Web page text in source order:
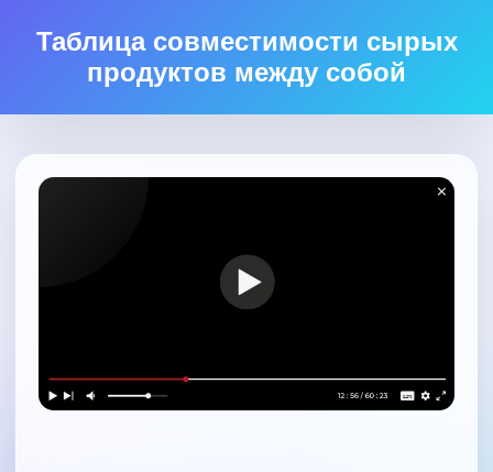
Таблица совместимости сырых
продуктов между собой